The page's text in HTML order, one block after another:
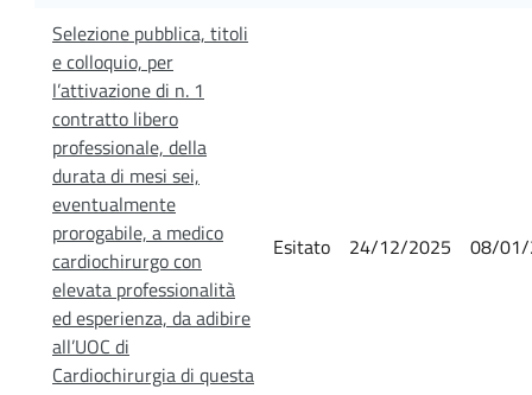
Selezione pubblica, titoli
e colloquio, per
l’attivazione di n. 1
contratto libero
professionale, della
durata di mesi sei,
eventualmente
prorogabile, a medico
cardiochirurgo con
elevata professionalità
ed esperienza, da adibire
all’UOC di
Cardiochirurgia di questa
Esitato 24/12/2025 08/